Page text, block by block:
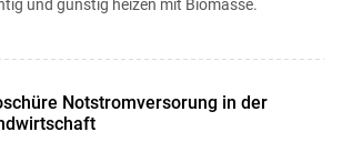
und günstig heizen mit Biomasse.
Notstromversorung in der